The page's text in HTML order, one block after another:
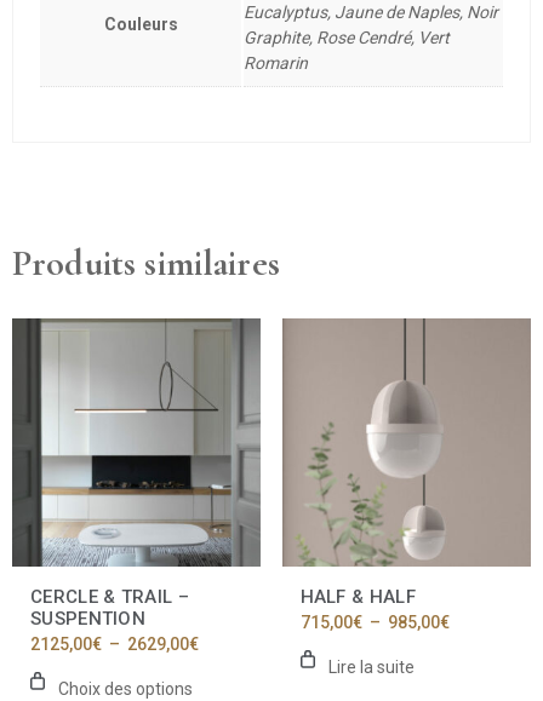
Couleurs
Eucalyptus, Jaune de Naples, Noir
Graphite, Rose Cendré, Vert
Romarin
Produits similaires
CERCLE & TRAIL –
SUSPENTION
2125,00€ – 2629,00€Plage
Choix des options
variations.
options
peuvent
choisies
page
du
produit
HALF & HALF
715,00€ – 985,00€Plage
Lire la suite